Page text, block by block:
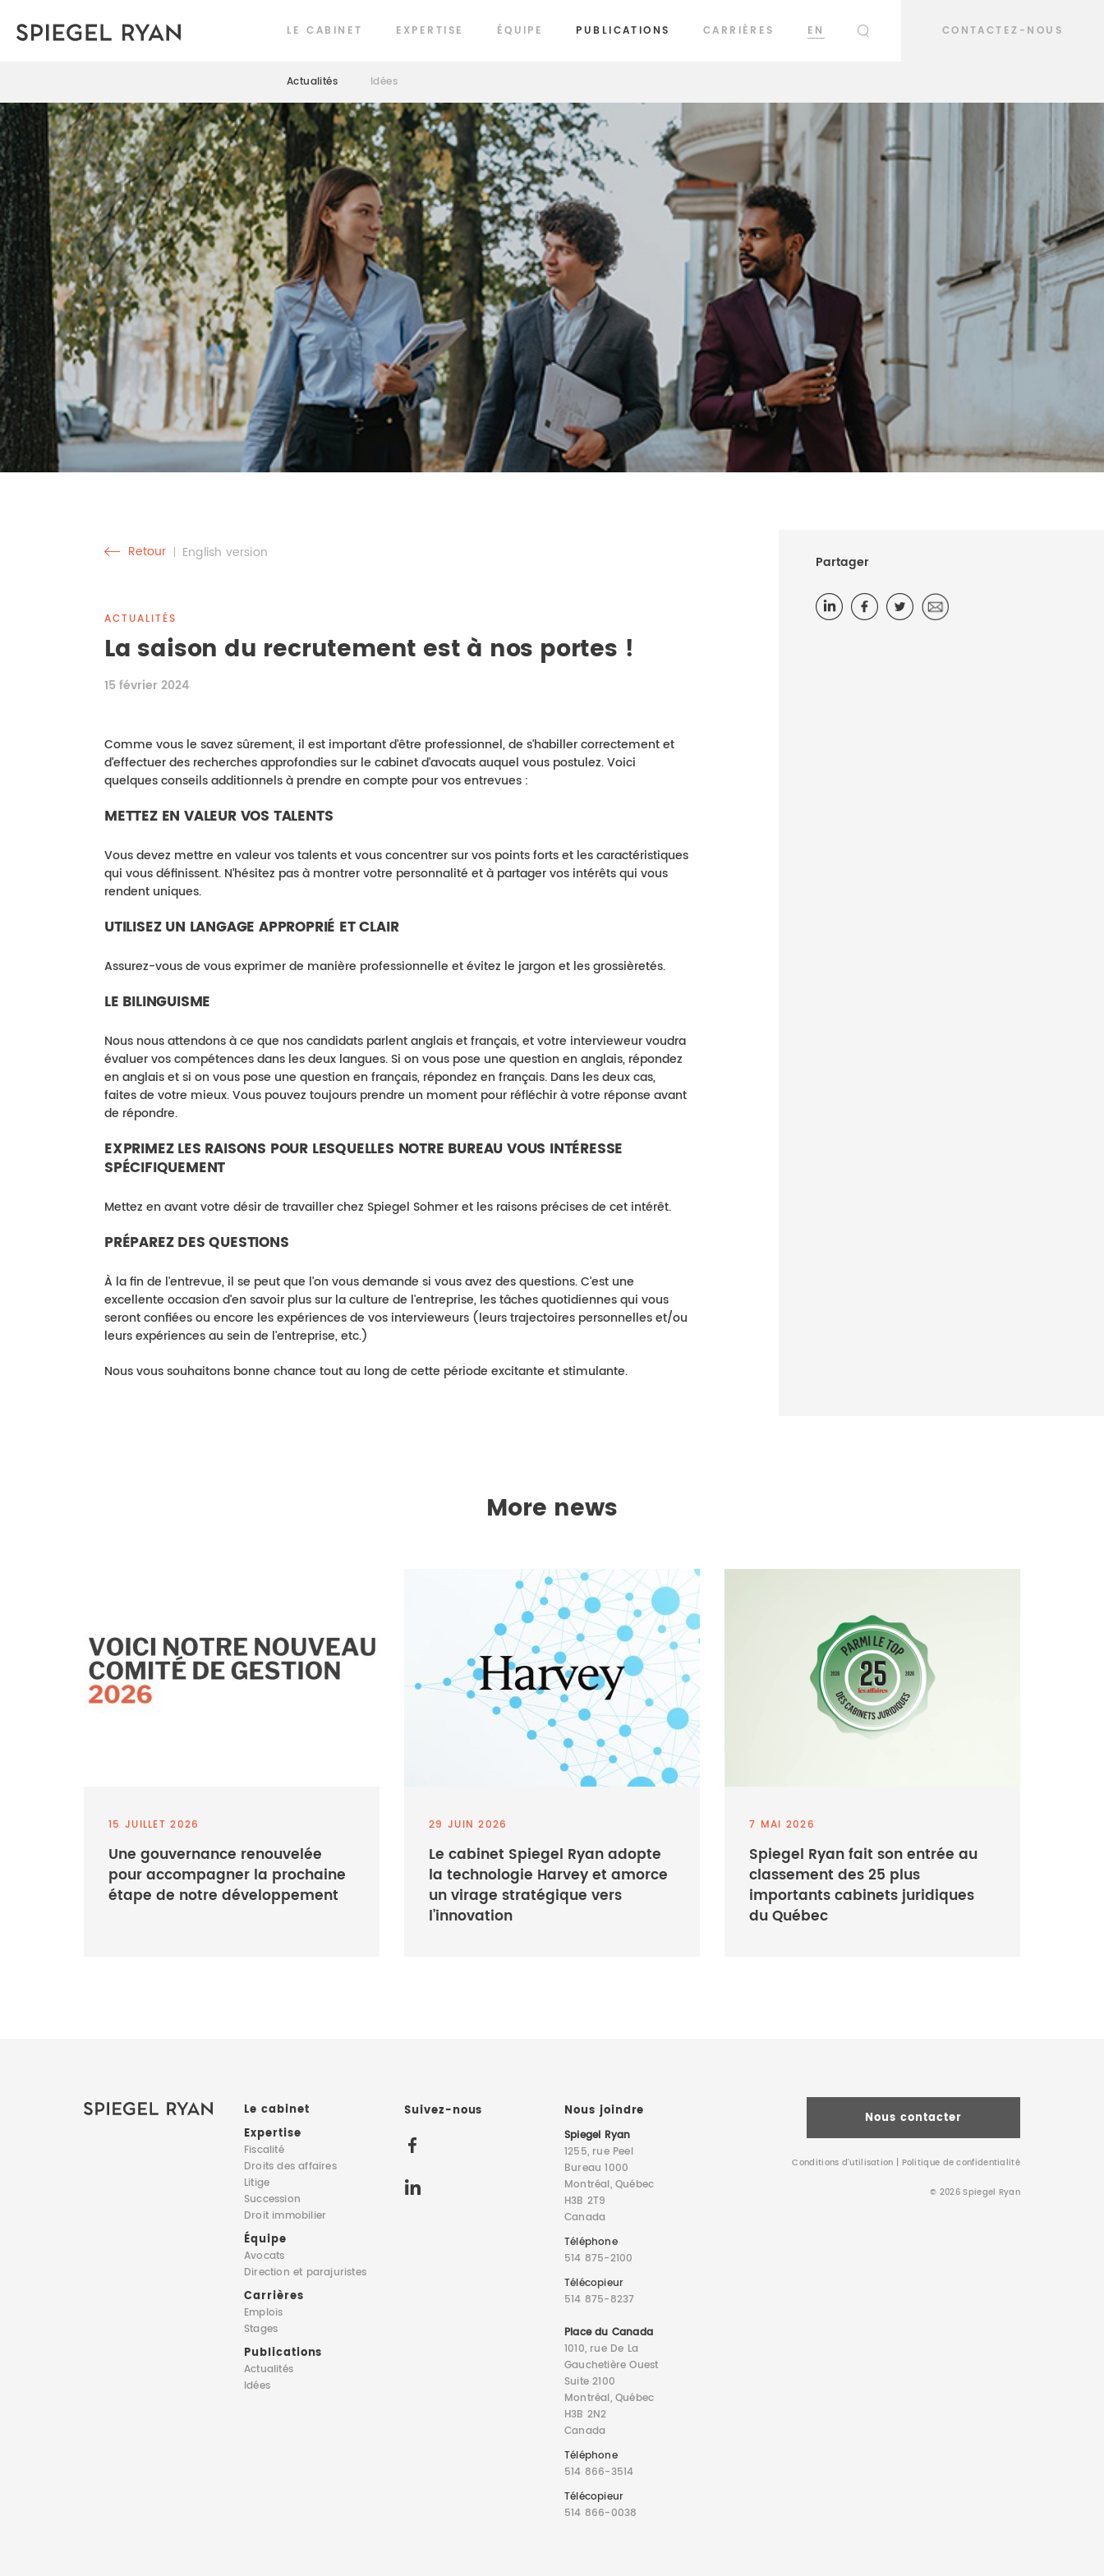
LE CABINET EXPERTISE ÉQUIPE PUBLICATIONS CARRIÈRES
EN
CONTACTEZ-NOUS
Actualités Idées
Partager
Retour English version
ACTUALITÉS
La saison du recrutement est à nos portes !
15 février 2024
Comme vous le savez sûrement, il est important d'être professionnel, de s'habiller correctement et
d’effectuer des recherches approfondies sur le cabinet d'avocats auquel vous postulez. Voici
quelques conseils additionnels à prendre en compte pour vos entrevues :
METTEZ EN VALEUR VOS TALENTS
Vous devez mettre en valeur vos talents et vous concentrer sur vos points forts et les caractéristiques
qui vous définissent. N’hésitez pas à montrer votre personnalité et à partager vos intérêts qui vous
rendent uniques.
UTILISEZ UN LANGAGE APPROPRIÉ ET CLAIR
Assurez-vous de vous exprimer de manière professionnelle et évitez le jargon et les grossièretés.
LE BILINGUISME
Nous nous attendons à ce que nos candidats parlent anglais et français, et votre intervieweur voudra
évaluer vos compétences dans les deux langues. Si on vous pose une question en anglais, répondez
en anglais et si on vous pose une question en français, répondez en français. Dans les deux cas,
faites de votre mieux. Vous pouvez toujours prendre un moment pour réfléchir à votre réponse avant
de répondre.
EXPRIMEZ LES RAISONS POUR LESQUELLES NOTRE BUREAU VOUS INTÉRESSE
SPÉCIFIQUEMENT
Mettez en avant votre désir de travailler chez Spiegel Sohmer et les raisons précises de cet intérêt.
PRÉPAREZ DES QUESTIONS
À la fin de l'entrevue, il se peut que l'on vous demande si vous avez des questions. C'est une
excellente occasion d'en savoir plus sur la culture de l'entreprise, les tâches quotidiennes qui vous
seront confiées ou encore les expériences de vos intervieweurs (leurs trajectoires personnelles et/ou
leurs expériences au sein de l'entreprise, etc.)
Nous vous souhaitons bonne chance tout au long de cette période excitante et stimulante.
More news
15 JUILLET 2026
Une gouvernance renouvelée
pour accompagner la prochaine
étape de notre développement
29 JUIN 2026
Le cabinet Spiegel Ryan adopte
la technologie Harvey et amorce
un virage stratégique vers
l’innovation
7 MAI 2026
Spiegel Ryan fait son entrée au
classement des 25 plus
importants cabinets juridiques
du Québec
Le cabinet
Expertise
Fiscalité
Droits des affaires
Litige
Succession
Droit immobilier
Équipe
Avocats
Directionet parajuristes
Carrières
Emplois
Stages
Publications
Actualités
Idées
Suivez-nous Nous joindre
Spiegel Ryan
1255, rue Peel
Bureau 1000
Montréal, Québec
H3B 2T9
Canada
Téléphone
514 875-2100
Télécopieur
514 875-8237
Place du Canada
1010, rue De La
Gauchetière Ouest
Suite 2100
Montréal, Québec
H3B 2N2
Canada
Téléphone
514 866-3514
Télécopieur
514 866-0038
Nous contacter
Conditions d’utilisation Politique de confidentialité
© 2026 Spiegel Ryan